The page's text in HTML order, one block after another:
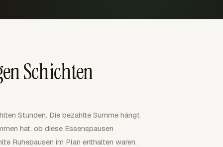
Schichten
Stunden. Die bezahlte Summe hängt
hat, ob diese Essenspausen
Ruhepausen im Plan enthalten waren.